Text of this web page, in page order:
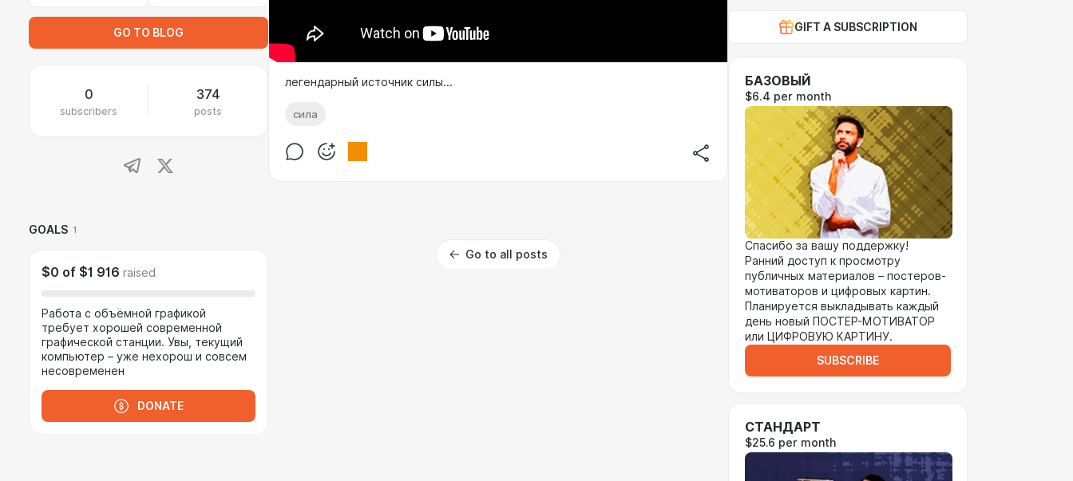
GO TO BLOG
0
subscribers
374
posts
GOALS 1
$0 of $1 916 raised
Работа с объёмной графикой
требует хорошей современной
графической станции. Увы, текущий
компьютер – уже нехорош и совсем
несовременен
DONATE
легендарный источник силы...
сила
Go to all posts
GIFT A SUBSCRIPTION
БАЗОВЫЙ
$6.4 per month
Спасибо за вашу поддержку!
Ранний доступ к просмотру
публичных материалов – постеров-
мотиваторов и цифровых картин.
Планируется выкладывать каждый
день новый ПОСТЕР-МОТИВАТОР
или ЦИФРОВУЮ КАРТИНУ.
SUBSCRIBE
СТАНДАРТ
$25.6 per month